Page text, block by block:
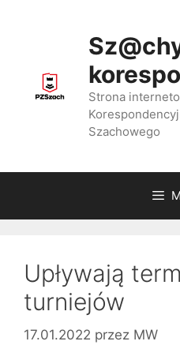
Strona
Szachowego
Upływają
turniejów
17.01.2022 przez MW